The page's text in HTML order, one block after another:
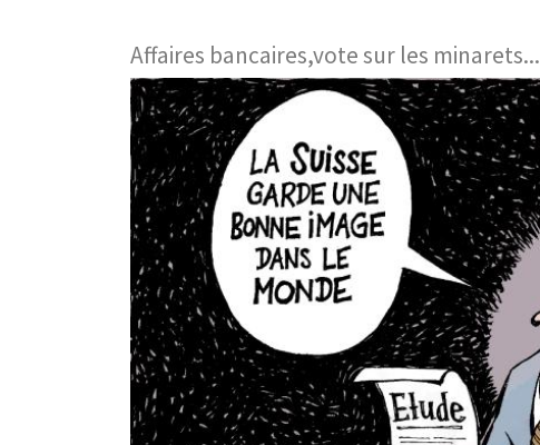
Affaires bancaires,vote sur les minarets...